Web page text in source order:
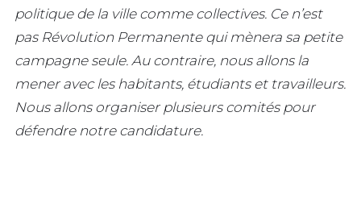
politique de la ville comme collectives. Ce n’est
pas Révolution Permanente qui mènera sa petite
campagne seule. Au contraire, nous allons la
mener avec les habitants, étudiants et travailleurs.
Nous allons organiser plusieurs comités pour
défendre notre candidature.